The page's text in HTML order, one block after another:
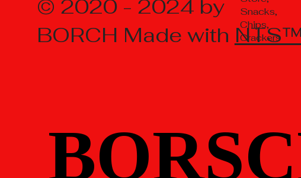
© 2020 - 2024 by
BORCH Made with NTS™
Snacks,
Chips,
Crackers